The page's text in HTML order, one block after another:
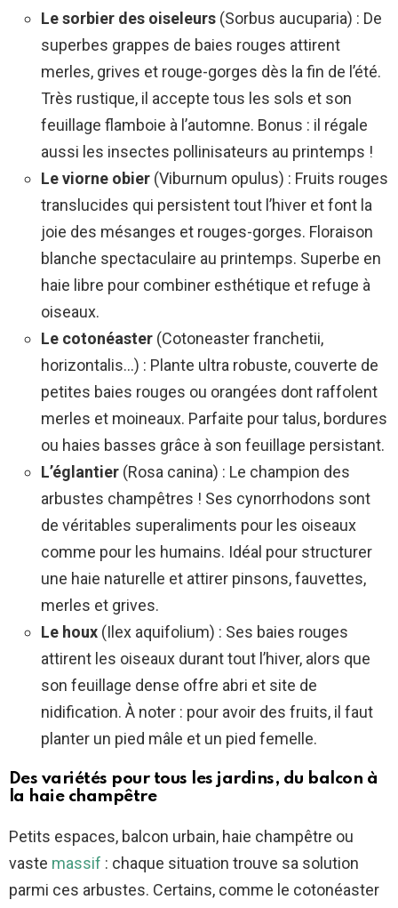
Le sorbier des oiseleurs (Sorbus aucuparia) : De
superbes grappes de baies rouges attirent
merles, grives et rouge-gorges dès la fin de l’été.
Très rustique, il accepte tous les sols et son
feuillage flamboie à l’automne. Bonus : il régale
aussi les insectes pollinisateurs au printemps !
Le viorne obier (Viburnum opulus) : Fruits rouges
translucides qui persistent tout l’hiver et font la
joie des mésanges et rouges-gorges. Floraison
blanche spectaculaire au printemps. Superbe en
haie libre pour combiner esthétique et refuge à
oiseaux.
Le cotonéaster (Cotoneaster franchetii,
horizontalis…) : Plante ultra robuste, couverte de
petites baies rouges ou orangées dont raffolent
merles et moineaux. Parfaite pour talus, bordures
ou haies basses grâce à son feuillage persistant.
L’églantier (Rosa canina) : Le champion des
arbustes champêtres ! Ses cynorrhodons sont
de véritables superaliments pour les oiseaux
comme pour les humains. Idéal pour structurer
une haie naturelle et attirer pinsons, fauvettes,
merles et grives.
Le houx (Ilex aquifolium) : Ses baies rouges
attirent les oiseaux durant tout l’hiver, alors que
son feuillage dense offre abri et site de
nidification. À noter : pour avoir des fruits, il faut
planter un pied mâle et un pied femelle.
Des variétés pour tous les jardins, du balcon à
la haie champêtre
Petits espaces, balcon urbain, haie champêtre ou
vaste massif : chaque situation trouve sa solution
parmi ces arbustes. Certains, comme le cotonéaster